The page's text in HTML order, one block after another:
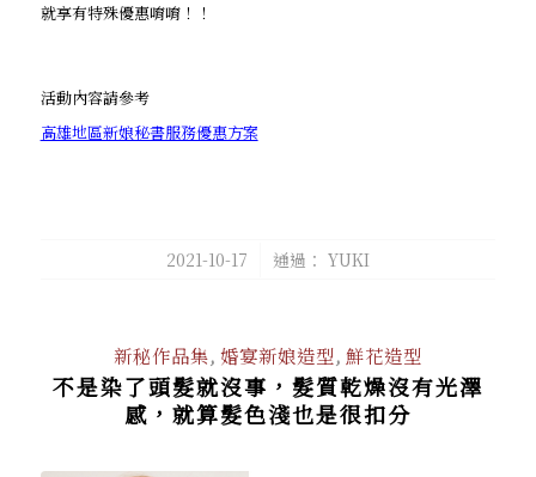
就享有特殊優惠唷唷！！
活動內容請參考
高雄地區新娘秘書服務優惠方案
2021-10-17
/ 通過： YUKI
新秘作品集, 婚宴新娘造型, 鮮花造型
不是染了頭髮就沒事，髮質乾燥沒有光澤
感，就算髮色淺也是很扣分